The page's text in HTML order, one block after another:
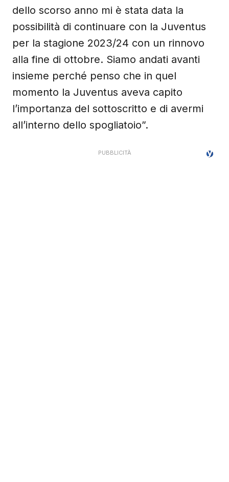
dello scorso anno mi è stata data la
possibilità di continuare con la Juventus
per la stagione 2023/24 con un rinnovo
alla fine di ottobre. Siamo andati avanti
insieme perché penso che in quel
momento la Juventus aveva capito
l’importanza del sottoscritto e di avermi
all’interno dello spogliatoio”.